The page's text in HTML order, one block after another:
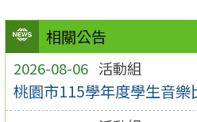
相關公告
2026-08-06 活動組
桃園市115學年度學生音樂